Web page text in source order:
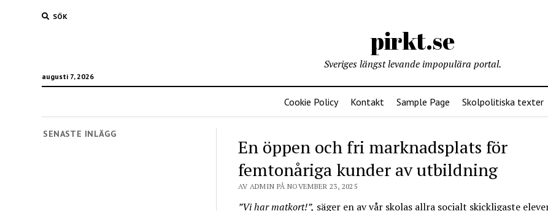
SÖK
pirkt.se
augusti 7, 2026
Sveriges längst levande impopulära portal.
Cookie Policy Kontakt Sample Page Skolpolitiska texter
SENASTE INLÄGG
En öppen och fri marknadsplats för
femtonåriga kunder av utbildning
AV ADMIN PÅ NOVEMBER 23, 2025
”Vi har matkort!”, säger en av vår skolas allra socialt skickligaste